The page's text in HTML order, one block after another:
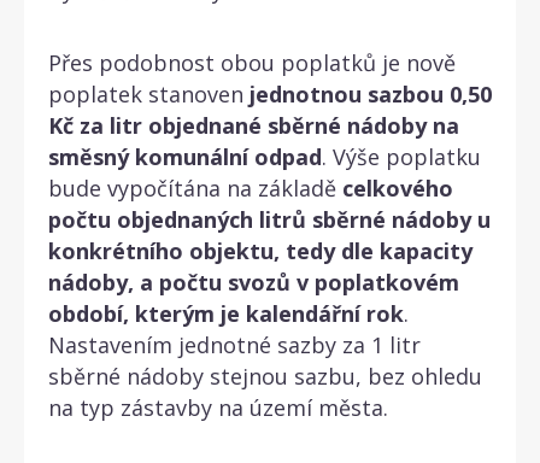
Přes podobnost obou poplatků je nově
poplatek stanoven jednotnou sazbou 0,50
Kč za litr objednané sběrné nádoby na
směsný komunální odpad. Výše poplatku
bude vypočítána na základě celkového
počtu objednaných litrů sběrné nádoby u
konkrétního objektu, tedy dle kapacity
nádoby, a počtu svozů v poplatkovém
období, kterým je kalendářní rok.
Nastavením jednotné sazby za 1 litr
sběrné nádoby stejnou sazbu, bez ohledu
na typ zástavby na území města.